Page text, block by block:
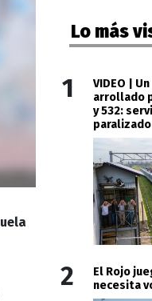
Lo más
1
VIDEO |
arrollado
y 532:
paralizado
2
El Rojo
necesita